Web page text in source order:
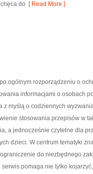
do [ Read More ]
ogólnym rozporządzeniu o
informacjami o osobach
z myślą o codziennych
stosowania przepisów w
a jednocześnie czytelne dla
dzieci. W centrum tematyki
do niezbędnego
pomaga nie tylko